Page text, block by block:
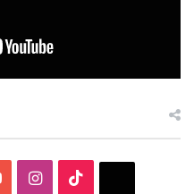
YouTubeInstagram